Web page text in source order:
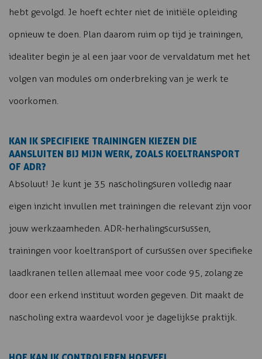
hebt gevolgd. Je hoeft echter niet de initiële opleiding
opnieuw te doen. Plan daarom ruim op tijd je trainingen,
idealiter begin je al een jaar voor de vervaldatum met het
volgen van modules om onderbreking van je werk te
voorkomen.
KAN IK SPECIFIEKE TRAININGEN KIEZEN DIE
AANSLUITEN BIJ MIJN WERK, ZOALS KOELTRANSPORT
OF ADR?
Absoluut! Je kunt je 35 nascholingsuren volledig naar
eigen inzicht invullen met trainingen die relevant zijn voor
jouw werkzaamheden. ADR-herhalingscursussen,
trainingen voor koeltransport of cursussen over specifieke
laadkranen tellen allemaal mee voor code 95, zolang ze
door een erkend instituut worden gegeven. Dit maakt de
nascholing extra waardevol voor je dagelijkse praktijk.